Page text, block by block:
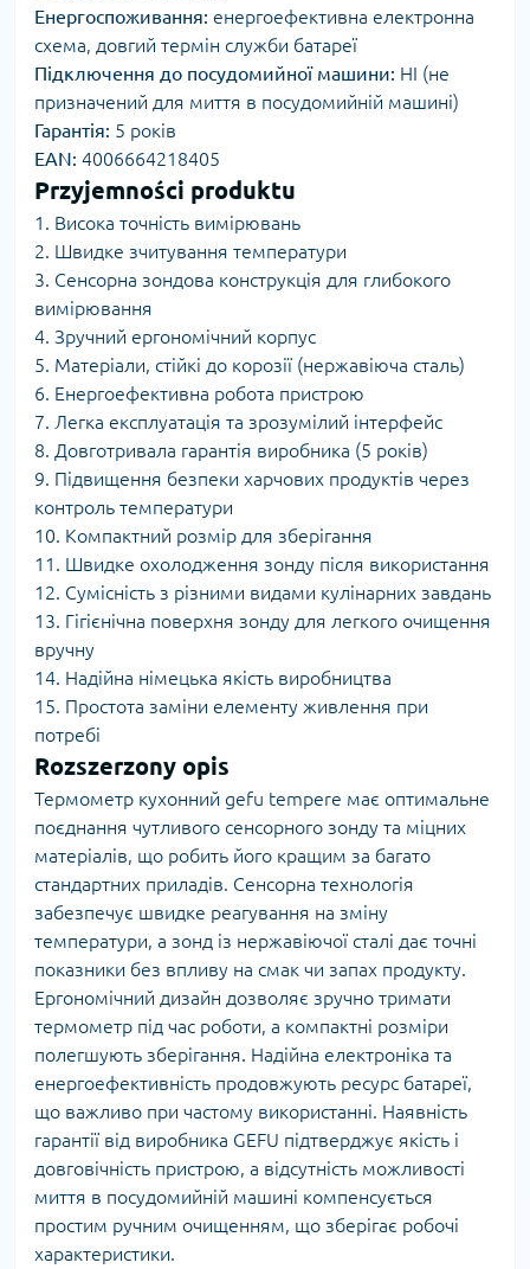
Енергоспоживання: енергоефективна електронна
схема, довгий термін служби батареї
Підключення до посудомийної машини: НІ (не
призначений для миття в посудомийній машині)
Гарантія: 5 років
EAN: 4006664218405
Przyjemności produktu
1. Висока точність вимірювань
2. Швидке зчитування температури
3. Сенсорна зондова конструкція для глибокого
вимірювання
4. Зручний ергономічний корпус
5. Матеріали, стійкі до корозії (нержавіюча сталь)
6. Енергоефективна робота пристрою
7. Легка експлуатація та зрозумілий інтерфейс
8. Довготривала гарантія виробника (5 років)
9. Підвищення безпеки харчових продуктів через
контроль температури
10. Компактний розмір для зберігання
11. Швидке охолодження зонду після використання
12. Сумісність з різними видами кулінарних завдань
13. Гігієнічна поверхня зонду для легкого очищення
вручну
14. Надійна німецька якість виробництва
15. Простота заміни елементу живлення при
потребі
Rozszerzony opis
Термометр кухонний gefu tempere має оптимальне
поєднання чутливого сенсорного зонду та міцних
матеріалів, що робить його кращим за багато
стандартних приладів. Сенсорна технологія
забезпечує швидке реагування на зміну
температури, а зонд із нержавіючої сталі дає точні
показники без впливу на смак чи запах продукту.
Ергономічний дизайн дозволяє зручно тримати
термометр під час роботи, а компактні розміри
полегшують зберігання. Надійна електроніка та
енергоефективність продовжують ресурс батареї,
що важливо при частому використанні. Наявність
гарантії від виробника GEFU підтверджує якість і
довговічність пристрою, а відсутність можливості
миття в посудомийній машині компенсується
простим ручним очищенням, що зберігає робочі
характеристики.